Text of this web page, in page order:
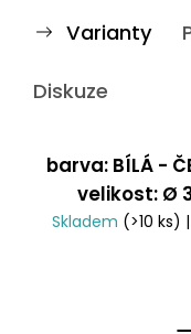
Varianty
Diskuze
barva: BÍLÁ -
velikost: Ø
Skladem (>10 ks)